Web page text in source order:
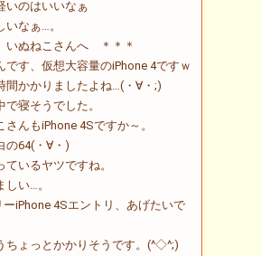
いのはいいなぁ
いなぁ…。
いぬねこさんへ ＊＊＊
です、仮想大容量のiPhone 4ですｗ
間かかりましたよね…(・∀・;)
で寝そうでした。
さんもiPhone 4Sですか～。
の64(・∀・)
ているヤツですね。
しい…。
ーiPhone 4Sエントリ、あげたいで
ちょっとかかりそうです。(^◇^;)